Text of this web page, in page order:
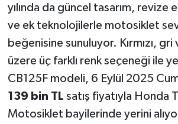
yılında da güncel tasarım, revize
ve ek teknolojilerle motosiklet
beğenisine sunuluyor. Kırmızı,
üzere üç farklı renk seçeneği ile
CB125F modeli, 6 Eylül 2025
139 bin TL satış fiyatıyla Honda
Motosiklet bayilerinde yerini